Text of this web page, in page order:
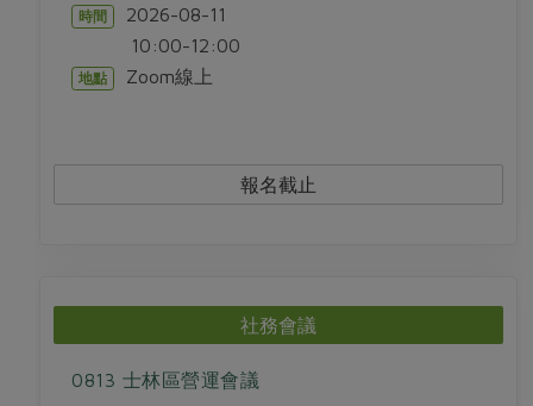
時間 2026-08-11
10:00-12:00
地點 Zoom線上
報名截止
社務會議
0813 士林區營運會議